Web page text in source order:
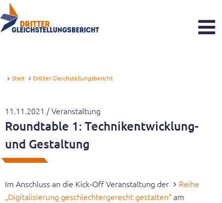
Was sind Gleichstellungsberichte?
Aktuelles
Reaktionen zum Gutachten
Newsletter
Start Dritter Gleichstellungsbericht
11.11.2021 / Veranstaltung
Roundtable 1: Technikentwicklung-
und Gestaltung
Im Anschluss an die Kick-Off Veranstaltung der
Reihe
„Digitalisierung geschlechtergerecht gestalten“am